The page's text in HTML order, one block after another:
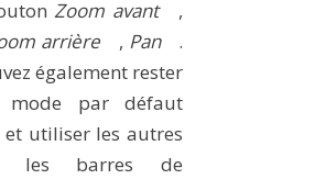
Zoom avant
,
arrière
, Pan
.
également rester
par défaut
et utiliser les autres
les barres de